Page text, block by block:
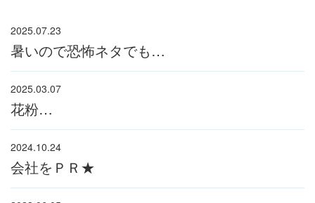
2025.07.23
暑いので恐怖ネタでも…
2025.03.07
花粉…
2024.10.24
会社をＰＲ★